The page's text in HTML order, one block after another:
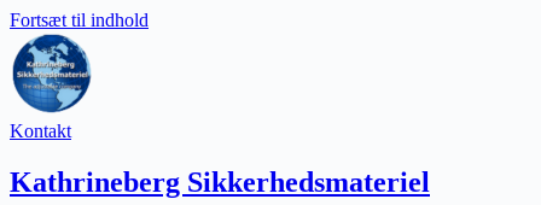
Fortsæt til indhold
Kontakt
Kathrineberg Sikkerhedsmateriel